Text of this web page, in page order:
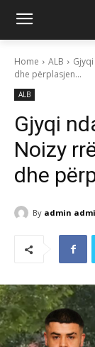
Home ALB
dhe përplasjen...
ALB
Gjyqi
Noizy
dhe
By admin